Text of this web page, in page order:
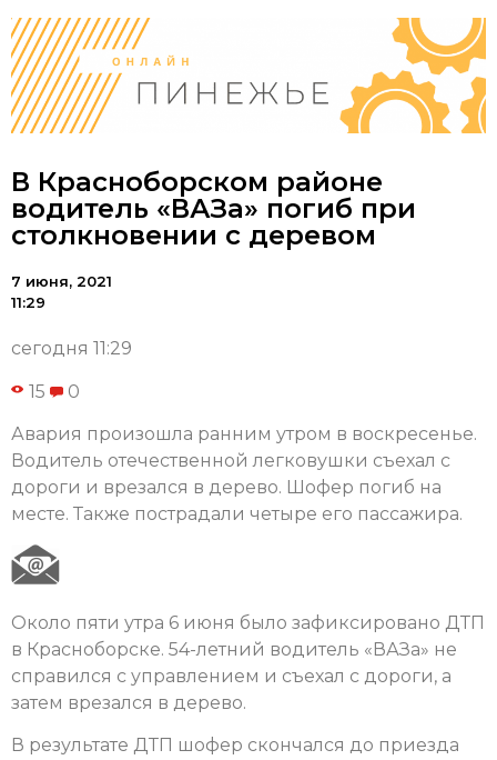
В Красноборском районе
водитель «ВАЗа» погиб при
столкновении с деревом
7 июня, 2021
11:29
сегодня 11:29
15 0
Авария произошла ранним утром в воскресенье.
Водитель отечественной легковушки съехал с
дороги и врезался в дерево. Шофер погиб на
месте. Также пострадали четыре его пассажира.
Около пяти утра 6 июня было зафиксировано ДТП
в Красноборске. 54-летний водитель «ВАЗа» не
справился с управлением и съехал с дороги, а
затем врезался в дерево.
В результате ДТП шофер скончался до приезда